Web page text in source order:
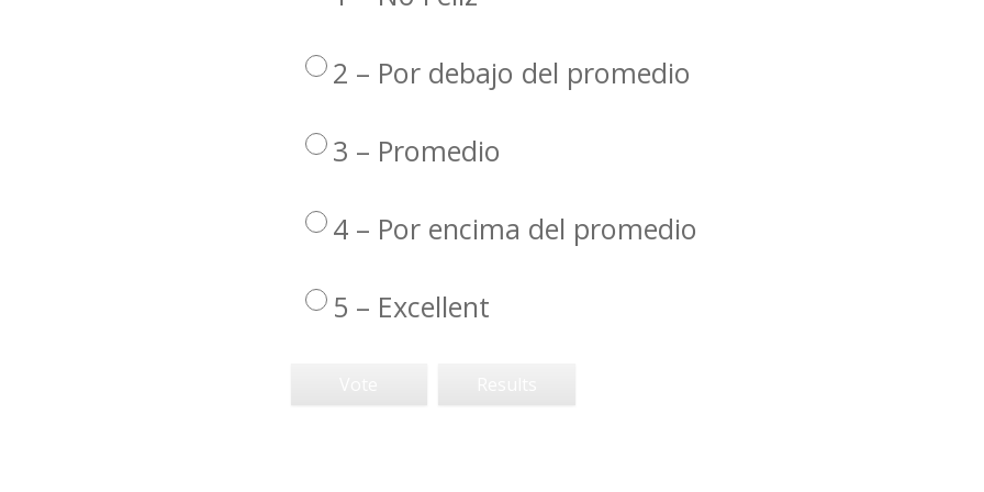
2 – Por debajo del promedio
3 – Promedio
4 – Por encima del promedio
5 – Excellent